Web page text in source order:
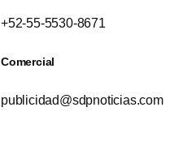
+52-55-5530-8671
Comercial
publicidad@sdpnoticias.com